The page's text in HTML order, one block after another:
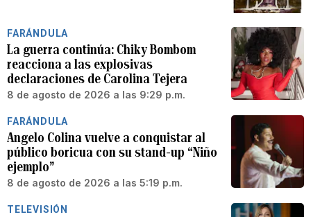
FARÁNDULA
La guerra continúa: Chiky Bombom
reacciona a las explosivas
declaraciones de Carolina Tejera
8 de agosto de 2026 a las 9:29 p.m.
FARÁNDULA
Angelo Colina vuelve a conquistar al
público boricua con su stand-up “Niño
ejemplo”
8 de agosto de 2026 a las 5:19 p.m.
TELEVISIÓN